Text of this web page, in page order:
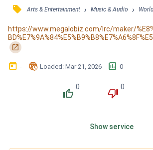
續唱著歌 / 假裝沒事了 / 時間過了 走了 /
冷了 倦了 我哭了 / 離開時的不快樂 / 妳
些愛只給到這 / 真的痛了 / 怎麼了 妳累
/...
󰓹 Arts & Entertainment › Music & Audio ›
https://www.megalobiz.com/lrc/maker/
󰏌
󰃶 - 󱉊 Loaded: Mar 21, 2026 󱕎 0
󰔔
0
󰔒
0
Show service